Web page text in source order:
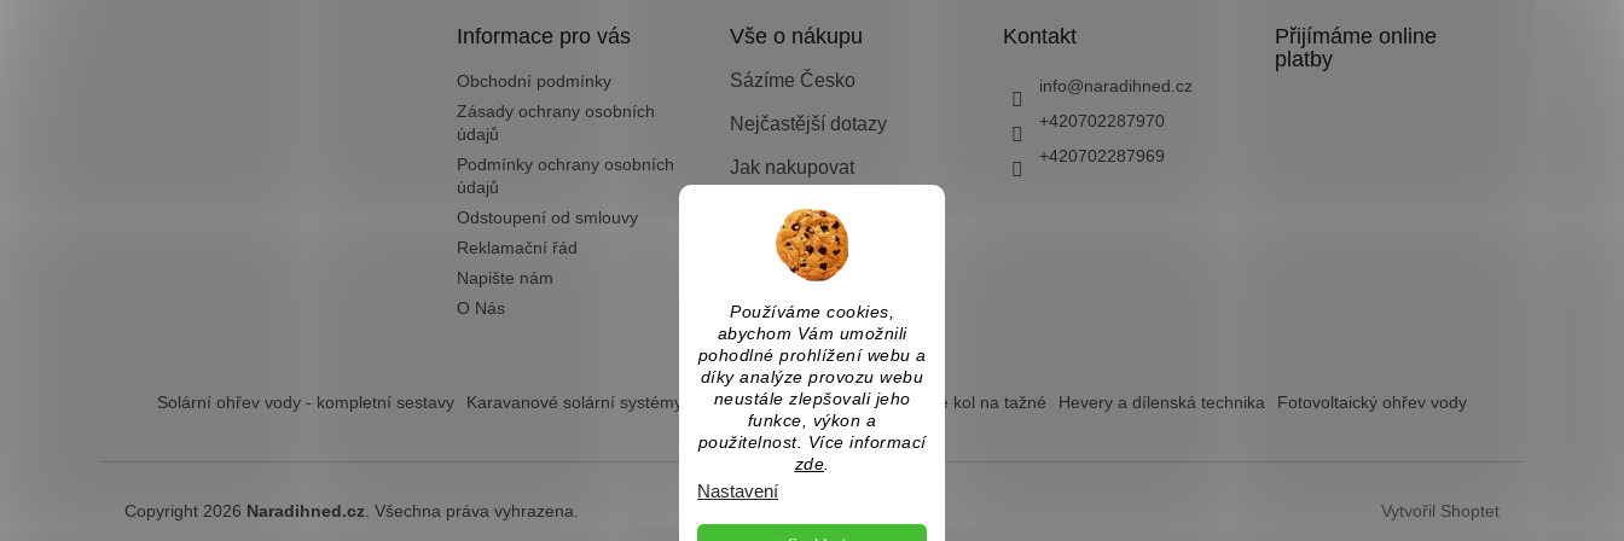
Používáme cookies,
abychom Vám umožnili
pohodlné prohlížení webu a
díky analýze provozu webu
neustále zlepšovali jeho
funkce, výkon a
použitelnost. Více informací
zde.
Nastavení
Informace pro vás
Obchodní podmínky
Zásady ochrany osobních
údajů
Podmínky ochrany osobních
údajů
Odstoupení od smlouvy
Reklamační řád
Napište nám
O Nás
Vše o nákupu
Sázíme Česko
Nejčastější dotazy
Jak nakupovat
Doprava a platba
Vrácení zboží nebo
výměna
Kontakt
info@naradihned.cz
+420702287970
+420702287969
Přijímáme online
platby
Solární ohřev vody - kompletní sestavy Karavanové solární systémy Ostrovní solární systémy Nosiče kol na tažné Hevery a dílenská technika Fotovoltaický ohřev vody
Vytvořil Shoptet
Copyright 2026 Naradihned.cz . Všechna práva vyhrazena.